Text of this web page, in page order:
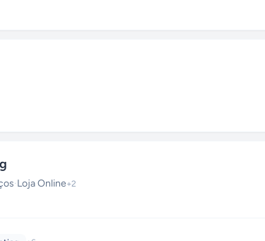
·Loja Online+2